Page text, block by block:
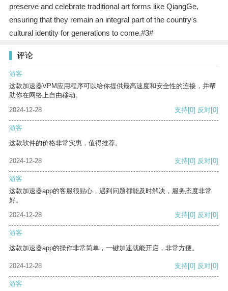
preserve and celebrate traditional art forms like QiangGe,
ensuring that they remain an integral part of the country's
cultural identity for generations to come.#3#
评论
游客
这款加速器VPM应用程序可以给你提供最高速度和安全性的连接，并帮
助你在网络上自由移动。
2024-12-28
支持[0] 反对[0]
游客
这款软件的价格非常实惠，值得推荐。
2024-12-28 支持[0] 反对[0]
游客
这款加速器app的客服很贴心，遇到问题都能及时解决，服务态度非常
好。
2024-12-28
支持[0] 反对[0]
游客
这款加速器app的操作非常简单，一键加速就能开启，非常方便。
2024-12-28 支持[0] 反对[0]
游客